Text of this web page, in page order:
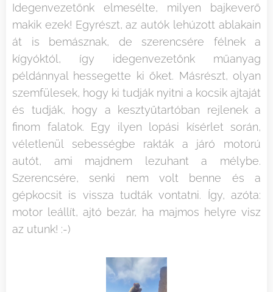
Idegenvezetőnk elmesélte, milyen bajkeverő
makik ezek! Egyrészt, az autók lehúzott ablakain
át is bemásznak, de szerencsére félnek a
kígyóktól, így idegenvezetőnk műanyag
példánnyal hessegette ki őket. Másrészt, olyan
szemfülesek, hogy ki tudják nyitni a kocsik ajtaját
és tudják, hogy a kesztyűtartóban rejlenek a
finom falatok. Egy ilyen lopási kísérlet során,
véletlenül sebességbe rakták a járó motorú
autót, ami majdnem lezuhant a mélybe.
Szerencsére, senki nem volt benne és a
gépkocsit is vissza tudták vontatni. Így, azóta:
motor leállít, ajtó bezár, ha majmos helyre visz
az utunk! :-)